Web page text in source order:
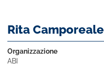
Rita Camporeale
Organizzazione
ABI